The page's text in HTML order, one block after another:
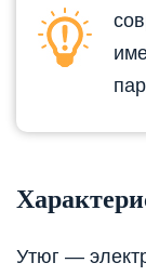
Утюг —